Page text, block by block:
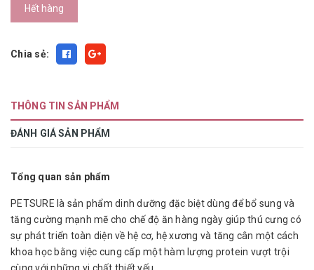
Hết hàng
Chia sẻ:
THÔNG TIN SẢN PHẨM
ĐÁNH GIÁ SẢN PHẨM
Tổng quan sản phẩm
PETSURE là sản phẩm dinh dưỡng đặc biệt dùng để bổ sung và
tăng cường mạnh mẽ cho chế độ ăn hàng ngày giúp thú cưng có
sự phát triển toàn diện về hệ cơ, hệ xương và tăng cân một cách
khoa học bằng việc cung cấp một hàm lượng protein vượt trội
cùng với những vi chất thiết yếu.